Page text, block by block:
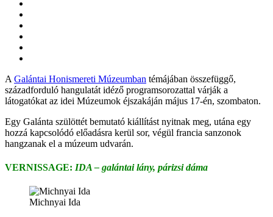
A Galántai Honismereti Múzeumban témájában összefüggő,
századforduló hangulatát idéző programsorozattal várják a
látogatókat az idei Múzeumok éjszakáján május 17-én, szombaton.
Egy Galánta szülöttét bemutató kiállítást nyitnak meg, utána egy
hozzá kapcsolódó előadásra kerül sor, végül francia sanzonok
hangzanak el a múzeum udvarán.
VERNISSAGE: IDA – galántai lány, párizsi dáma
Michnyai Ida